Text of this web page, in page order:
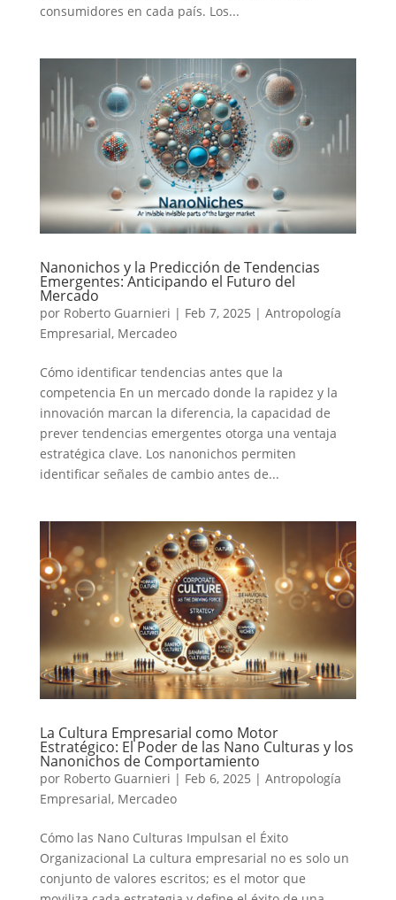
consumidores en cada país. Los...
Nanonichos y la Predicción de Tendencias
Emergentes: Anticipando el Futuro del
Mercado
por Roberto Guarnieri | Feb 7, 2025 | Antropología
Empresarial, Mercadeo
Cómo identificar tendencias antes que la
competencia En un mercado donde la rapidez y la
innovación marcan la diferencia, la capacidad de
prever tendencias emergentes otorga una ventaja
estratégica clave. Los nanonichos permiten
identificar señales de cambio antes de...
La Cultura Empresarial como Motor
Estratégico: El Poder de las Nano Culturas y los
Nanonichos de Comportamiento
por Roberto Guarnieri | Feb 6, 2025 | Antropología
Empresarial, Mercadeo
Cómo las Nano Culturas Impulsan el Éxito
Organizacional La cultura empresarial no es solo un
conjunto de valores escritos; es el motor que